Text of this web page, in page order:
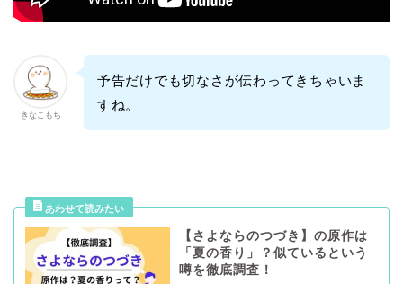
きなこもち
予告だけでも切なさが伝わってきちゃいま
すね。
【さよならのつづき】の原作は
「夏の香り」？似ているという
噂を徹底調査！